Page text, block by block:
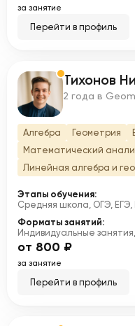
за занятие
Перейти в профиль
Т Тихонов
2 года в
Алгебра Геометрия
Математический
Линейная алгебра и
Этапы обучения:
Средняя школа, ОГЭ,
Форматы занятий:
Индивидуальные
от 800 ₽
за занятие
Перейти в профиль